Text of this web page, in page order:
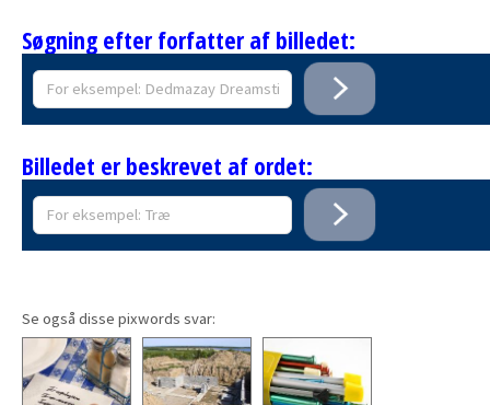
Søgning efter forfatter af billedet:
Billedet er beskrevet af ordet:
Se også disse pixwords svar: